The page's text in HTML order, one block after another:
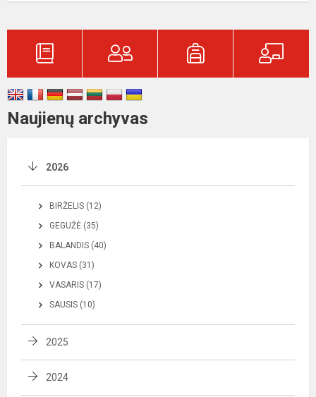
Naujienų archyvas
2026
BIRŽELIS (12)
GEGUŽĖ (35)
BALANDIS (40)
KOVAS (31)
VASARIS (17)
SAUSIS (10)
2025
2024